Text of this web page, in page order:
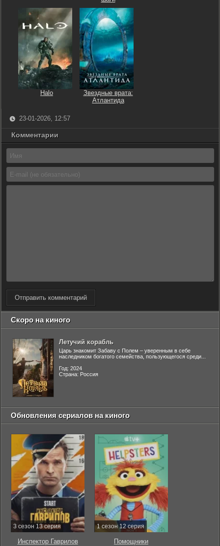
Halo
Звездные врата:
Атлантида
23-01-2026, 12:57
Комментарии
Отправить комментарий
Скоро на киного
Летучий корабль
Царь знакомит Забаву с Полем – уверенным в себе
наследником богатого семейства, пользующегося среди...
Год: 2024
Страна: Россия
Обновления сериалов на киного
3 сезон 13 серия
Инспектор Гаврилов
1 сезон 12 серия
Помощники